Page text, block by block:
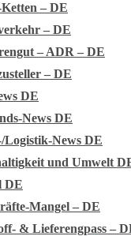
– DE
– DE
– ADR – DE
– DE
DE
News DE
Logistik-News DE
und Umwelt
DE
Mangel – DE
& Lieferengpass –